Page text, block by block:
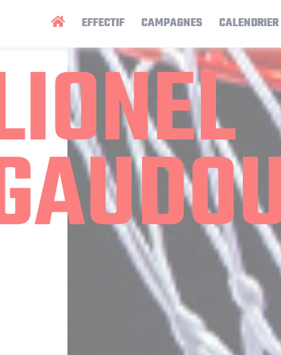
EFFECTIF CAMPAGNES CALENDRIER